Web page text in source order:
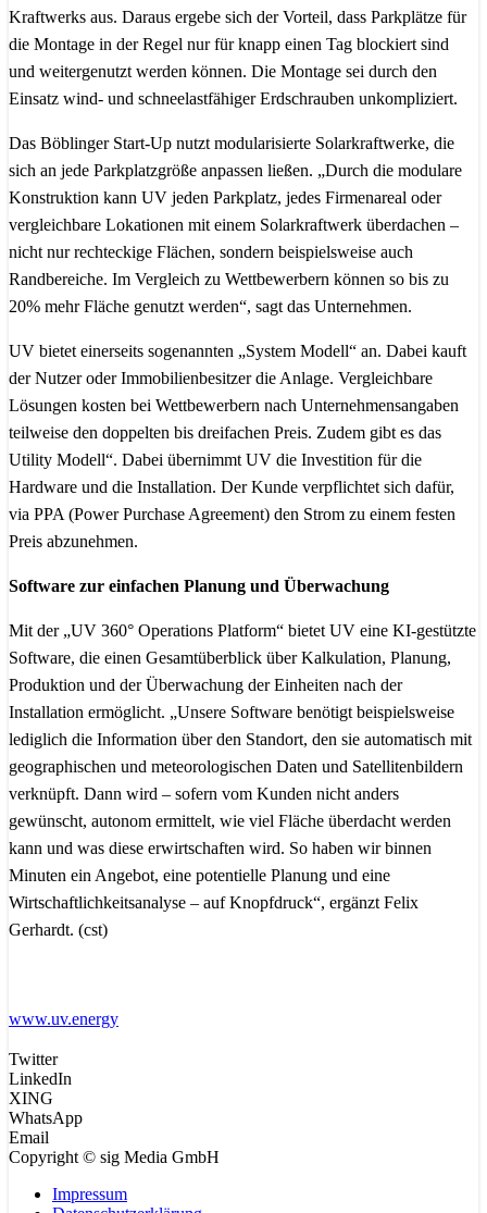
Kraftwerks aus. Daraus ergebe sich der Vorteil, dass Parkplätze für
die Montage in der Regel nur für knapp einen Tag blockiert sind
und weitergenutzt werden können. Die Montage sei durch den
Einsatz wind- und schneelastfähiger Erdschrauben unkompliziert.
Das Böblinger Start-Up nutzt modularisierte Solarkraftwerke, die
sich an jede Parkplatzgröße anpassen ließen. „Durch die modulare
Konstruktion kann UV jeden Parkplatz, jedes Firmenareal oder
vergleichbare Lokationen mit einem Solarkraftwerk überdachen –
nicht nur rechteckige Flächen, sondern beispielsweise auch
Randbereiche. Im Vergleich zu Wettbewerbern können so bis zu
20% mehr Fläche genutzt werden“, sagt das Unternehmen.
UV bietet einerseits sogenannten „System Modell“ an. Dabei kauft
der Nutzer oder Immobilienbesitzer die Anlage. Vergleichbare
Lösungen kosten bei Wettbewerbern nach Unternehmensangaben
teilweise den doppelten bis dreifachen Preis. Zudem gibt es das
Utility Modell“. Dabei übernimmt UV die Investition für die
Hardware und die Installation. Der Kunde verpflichtet sich dafür,
via PPA (Power Purchase Agreement) den Strom zu einem festen
Preis abzunehmen.
Software zur einfachen Planung und Überwachung
Mit der „UV 360° Operations Platform“ bietet UV eine KI-gestützte
Software, die einen Gesamtüberblick über Kalkulation, Planung,
Produktion und der Überwachung der Einheiten nach der
Installation ermöglicht. „Unsere Software benötigt beispielsweise
lediglich die Information über den Standort, den sie automatisch mit
geographischen und meteorologischen Daten und Satellitenbildern
verknüpft. Dann wird – sofern vom Kunden nicht anders
gewünscht, autonom ermittelt, wie viel Fläche überdacht werden
kann und was diese erwirtschaften wird. So haben wir binnen
Minuten ein Angebot, eine potentielle Planung und eine
Wirtschaftlichkeitsanalyse – auf Knopfdruck“, ergänzt Felix
Gerhardt. (cst)
www.uv.energy
Twitter
LinkedIn
XING
WhatsApp
Email
Copyright © sig Media GmbH
Impressum